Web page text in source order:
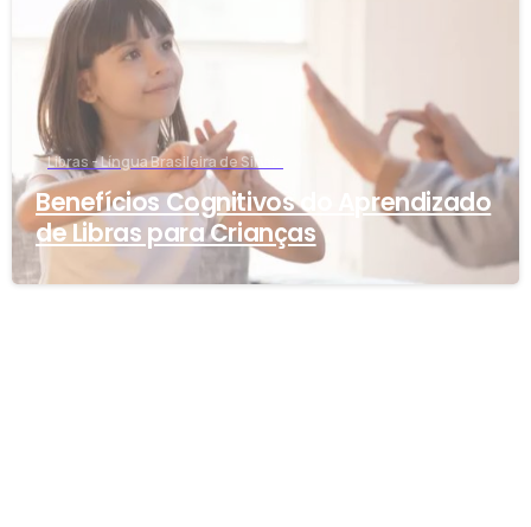
Libras - Língua Brasileira de Sinais
Benefícios Cognitivos do Aprendizado
de Libras para Crianças